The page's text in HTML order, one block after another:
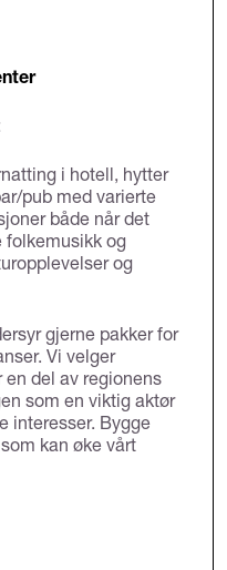
i hotell, hytter
pub med varierte
både når det
folkemusikk og
og
gjerne pakker for
Vi velger
del av regionens
som en viktig aktør
interesser. Bygge
kan øke vårt